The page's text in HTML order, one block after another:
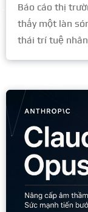
Báo cáo thị
thấy một làn
thái trí tuệ